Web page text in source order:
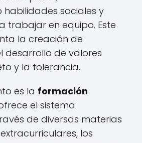
sociales y
trabajar en equipo. Este
la creación de
desarrollo de valores
y la tolerancia.
es la formación
el sistema
de diversas materias
los